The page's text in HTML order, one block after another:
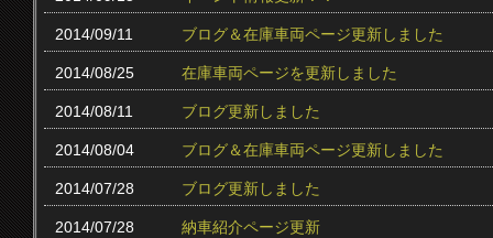
2014/09/11 ブログ＆在庫車両ページ更新しました
2014/08/25 在庫車両ページを更新しました
2014/08/11 ブログ更新しました
2014/08/04 ブログ＆在庫車両ページ更新しました
2014/07/28 ブログ更新しました
2014/07/28 納車紹介ページ更新